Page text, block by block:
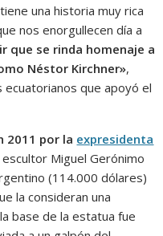
una historia muy rica
nos enorgullecen día a
que se rinda homenaje a
Néstor Kirchner»,
ecuatorianos que apoyó el
2011 por la expresidenta
Miguel Gerónimo
(114.000 dólares)
la consideran una
base de la estatua fue